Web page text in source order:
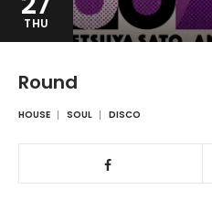
THU
Round
HOUSE SOUL DISCO